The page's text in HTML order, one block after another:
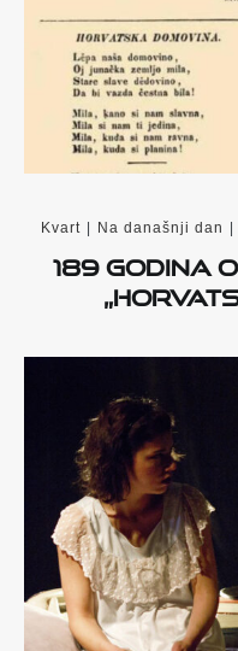
Kvart Na današnji dan
189